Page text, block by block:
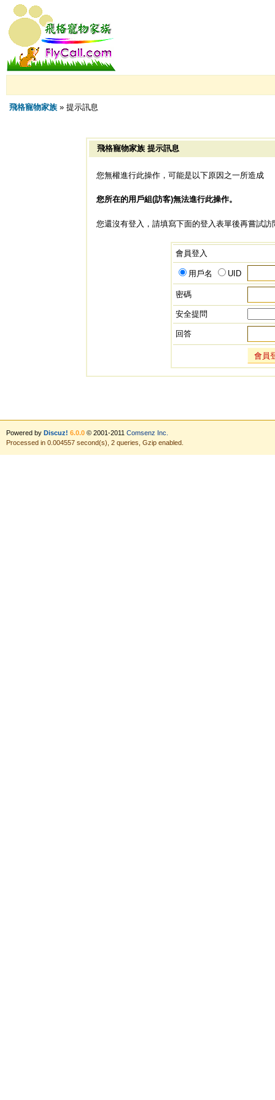
飛格寵物家族» 提示訊息
飛格寵物家族 提示訊息
您無權進行此操作，可能是以下原因之一所造成
您所在的用戶組(訪客)無法進行此操作。
您還沒有登入，請填寫下面的登入表單後再嘗試訪
會員登入
用戶名 UID
密碼
安全提問
回答
會員
Powered by Discuz! 6.0.0© 2001-2011 Comsenz Inc.
Processed in 0.004557 second(s), 2 queries, Gzip enabled.